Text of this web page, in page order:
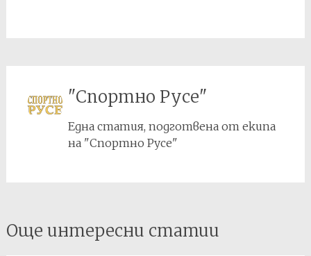
"Спортно Русе"
Една статия, подготвена от екипа
на "Спортно Русе"
Post
navigation
Още интересни статии